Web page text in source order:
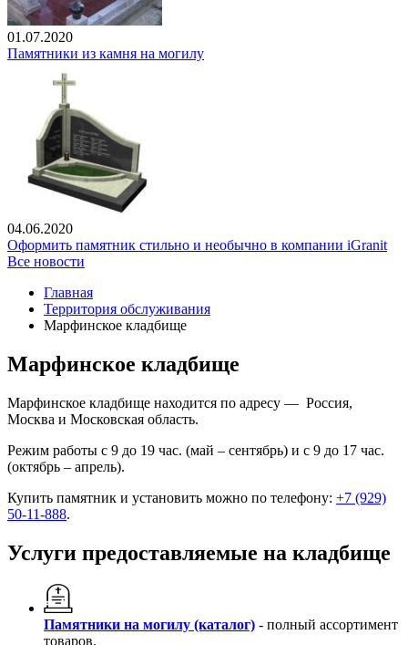
01.07.2020
Памятники из камня на могилу
04.06.2020
Оформить памятник стильно и необычно в компании iGranit
Все новости
Главная
Территория обслуживания
Марфинское кладбище
Марфинское кладбище
Марфинское кладбище находится по адресу — Россия,
Москва и Московская область.
Режим работы с 9 до 19 час. (май – сентябрь) и с 9 до 17 час.
(октябрь – апрель).
Купить памятник и установить можно по телефону: +7 (929)
50-11-888.
Услуги предоставляемые на кладбище
Памятники на могилу (каталог) - полный ассортимент
товаров.